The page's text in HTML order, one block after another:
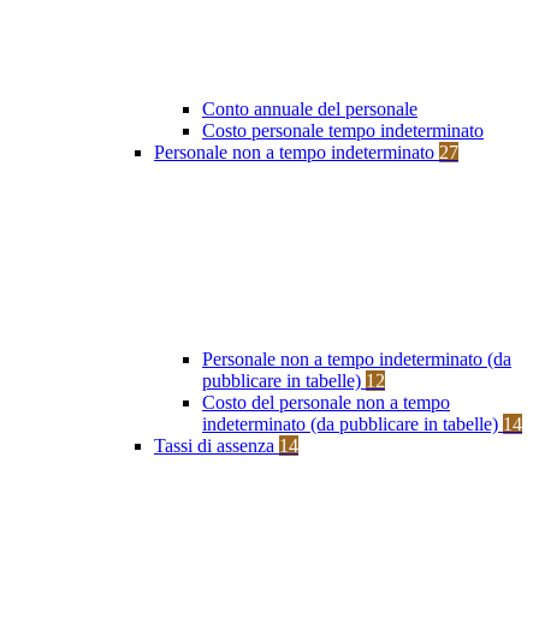
Conto annuale del personale
Costo personale tempo indeterminato
Personale non a tempo indeterminato 27
Personale non a tempo indeterminato (da
pubblicare in tabelle) 12
Costo del personale non a tempo
indeterminato (da pubblicare in tabelle) 14
Tassi di assenza 14